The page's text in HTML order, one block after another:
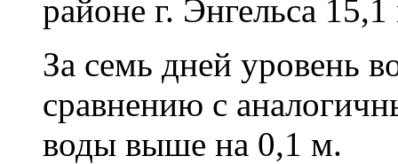
районе г. Энгельса
За семь дней уровень
сравнению с
воды выше на 0,1 м.